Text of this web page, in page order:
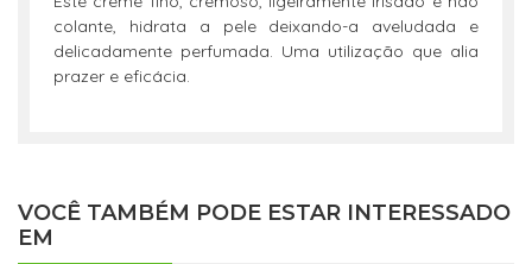
colante, hidrata a pele deixando-a aveludada e
delicadamente perfumada. Uma utilização que alia
prazer e eficácia.
VOCÊ TAMBÉM PODE ESTAR INTERESSADO
EM